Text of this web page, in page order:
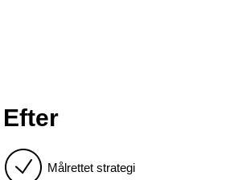
Efter
Målrettet strategi